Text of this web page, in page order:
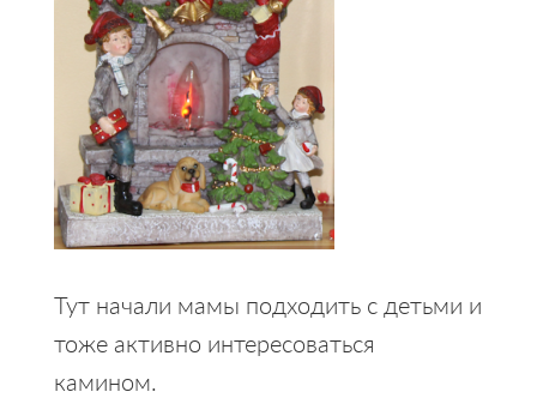
Тут начали мамы подходить с детьми и
тоже активно интересоваться
камином.